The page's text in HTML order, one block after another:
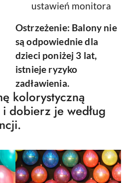
ustawień monitora
Ostrzeżenie: Balony nie
są odpowiednie dla
dzieci poniżej 3 lat,
istnieje ryzyko
zadławienia.
kolorystyczną
dobierz je według